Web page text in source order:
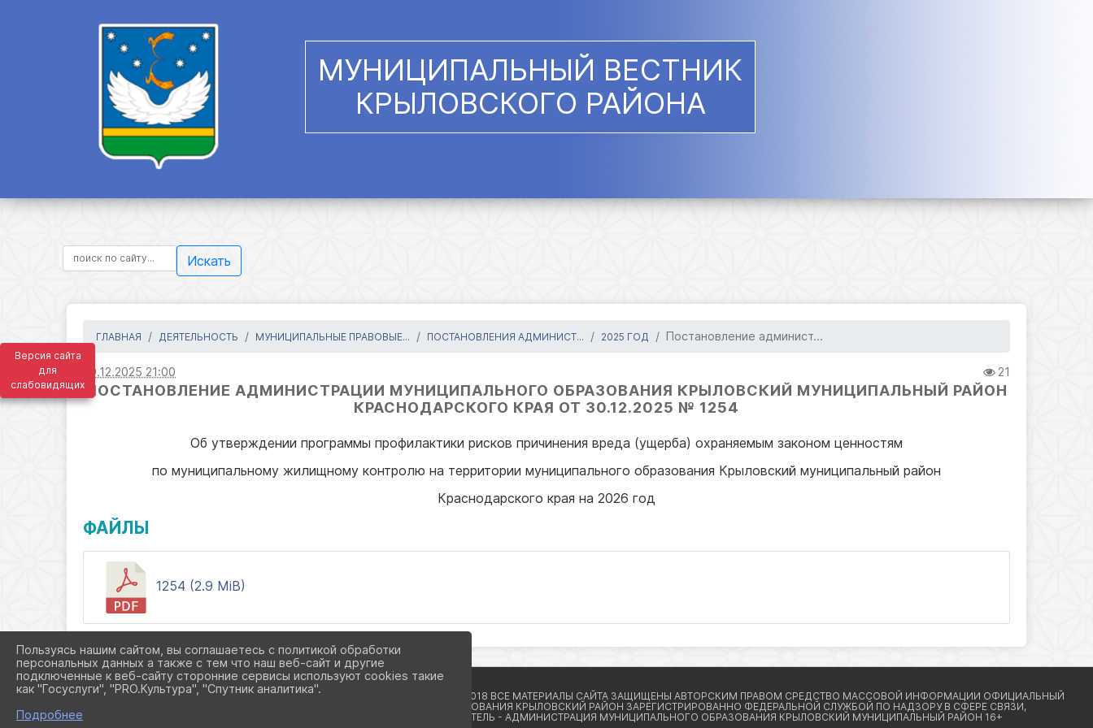
Версия сайта
для
слабовидящих
МУНИЦИПАЛЬНЫЙ ВЕСТНИК
КРЫЛОВСКОГО РАЙОНА
Искать
ГЛАВНАЯ ДЕЯТЕЛЬНОСТЬ МУНИЦИПАЛЬНЫЕ ПРАВОВЫЕ... ПОСТАНОВЛЕНИЯ АДМИНИСТ... 2025 ГОД Постановление админист...
29.12.2025 21:00 21
ПОСТАНОВЛЕНИЕ АДМИНИСТРАЦИИ МУНИЦИПАЛЬНОГО ОБРАЗОВАНИЯ КРЫЛОВСКИЙ МУНИЦИПАЛЬНЫЙ РАЙОН
КРАСНОДАРСКОГО КРАЯ ОТ 30.12.2025 № 1254
Об утверждении программы профилактики рисков причинения вреда (ущерба) охраняемым законом ценностям
по муниципальному жилищному контролю на территории муниципального образования Крыловский муниципальный район
Краснодарского края на 2026 год
ФАЙЛЫ
1254 (2.9 MiB)
Пользуясь нашим сайтом, вы соглашаетесь с политикой обработки
персональных данных а также с тем что наш веб-сайт и другие
подключенные к веб-сайту сторонние сервисы используют cookies такие
как "Госуслуги", "PRO.Культура", "Спутник аналитика".
Подробнее